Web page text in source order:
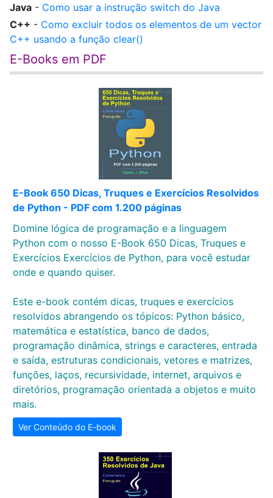
Java - Como usar a instrução switch do Java
C++ - Como excluir todos os elementos de um vector
C++ usando a função clear()
E-Books em PDF
E-Book 650 Dicas, Truques e Exercícios Resolvidos
de Python - PDF com 1.200 páginas
Domine lógica de programação e a linguagem
Python com o nosso E-Book 650 Dicas, Truques e
Exercícios Exercícios de Python, para você estudar
onde e quando quiser.
Este e-book contém dicas, truques e exercícios
resolvidos abrangendo os tópicos: Python básico,
matemática e estatística, banco de dados,
programação dinâmica, strings e caracteres, entrada
e saída, estruturas condicionais, vetores e matrizes,
funções, laços, recursividade, internet, arquivos e
diretórios, programação orientada a objetos e muito
mais.
Ver Conteúdo do E-book